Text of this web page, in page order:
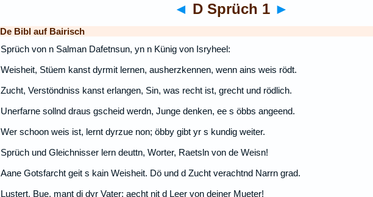
◄ D Sprüch 1 ►
De Bibl auf Bairisch
Sprüch von n Salman Dafetnsun, yn n Künig von Isryheel:
Weisheit, Stüem kanst dyrmit lernen, ausherzkennen, wenn ains weis rödt.
Zucht, Verstöndniss kanst erlangen, Sin, was recht ist, grecht und rödlich.
Unerfarne sollnd draus gscheid werdn, Junge denken, ee s öbbs angeend.
Wer schoon weis ist, lernt dyrzue non; öbby gibt yr s kundig weiter.
Sprüch und Gleichnisser lern deuttn, Worter, Raetsln von de Weisn!
Aane Gotsfarcht geit s kain Weisheit. Dö und d Zucht verachtnd Narrn grad.
Lustert, Bue, mant di dyr Vater; aecht nit d Leer von deiner Mueter!